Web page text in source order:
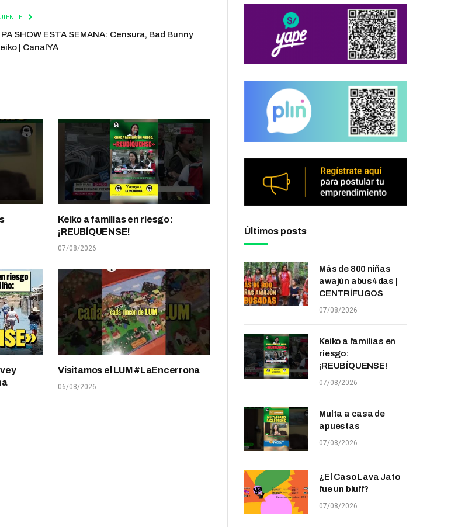
PA SHOW ESTA SEMANA: Censura, Bad Bunny
| CanalYA
Keiko a familias en riesgo:
¡REUBÍQUENSE!
07/08/2026
Visitamos el LUM #LaEncerrona
06/08/2026
Últimos posts
Más de 800 niñas
awajún abus4das |
CENTRÍFUGOS
07/08/2026
Keiko a familias en
riesgo:
¡REUBÍQUENSE!
07/08/2026
Multa a casa de
apuestas
07/08/2026
¿El Caso Lava Jato
fue un bluff?
07/08/2026